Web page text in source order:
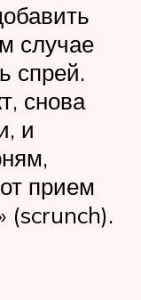
случае
спрей.
снова
и
прием
(scrunch).